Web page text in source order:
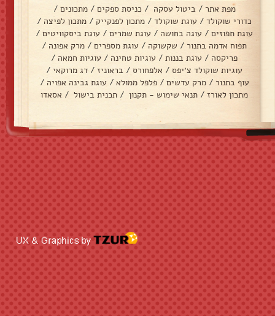
מפת אתר / ביטול עסקה / כניסת ספקים / מתכונים /
כדורי שוקולד / עוגת שוקולד / מתכון לפנקייק / מתכון לפיצה /
עוגת תפוזים / עוגה בחושה / עוגת שמרים / עוגת ביסקוויטים /
תפוח אדמה בתנור / שקשוקה / עוגת מספרים / מרק אפונה /
פריקסה / עוגת בננות / עוגיות טחינה / עוגיות חמאה /
עוגיות שוקולד צ׳יפס / אלפחורס / בראוניז / דג מרוקאי /
עוף בתנור / מרק עדשים / פלפל ממולא / עוגת גבינה אפויה /
מתכון לאורז / תנאי שימוש - תקנון / תכנית בישול / אסאדו